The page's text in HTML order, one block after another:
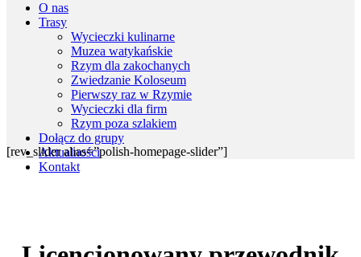
O nas
Trasy
Wycieczki kulinarne
Muzea watykańskie
Rzym dla zakochanych
Zwiedzanie Koloseum
Pierwszy raz w Rzymie
Wycieczki dla firm
Rzym poza szlakiem
Dołącz do grupy
Aktualności
Kontakt
[rev_slider alias=”polish-homepage-slider”]